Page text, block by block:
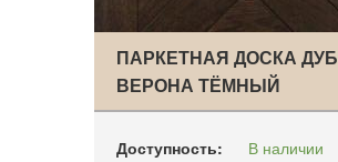
ПАРКЕТНАЯ ДОСКА ДУБ
ВЕРОНА ТЁМНЫЙ
Доступность:
В наличии